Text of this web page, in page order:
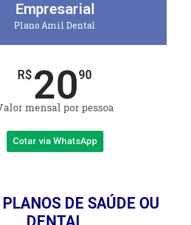
Empresarial
Plano Amil Dental
R$ 2090
mensal por pessoa
Cotar via WhatsApp
DE SAÚDE OU